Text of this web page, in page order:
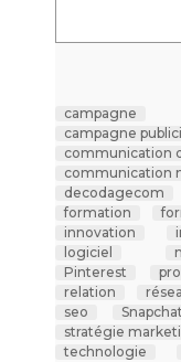
campagne
campagne
communication
communication
decodagecom
formation
innovation
logiciel
Pinterest
relation
seo
Snapchat
stratégie
technologie